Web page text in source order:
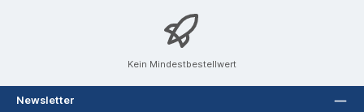
Kein Mindestbestellwert
Newsletter